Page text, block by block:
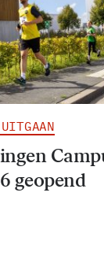
geopend